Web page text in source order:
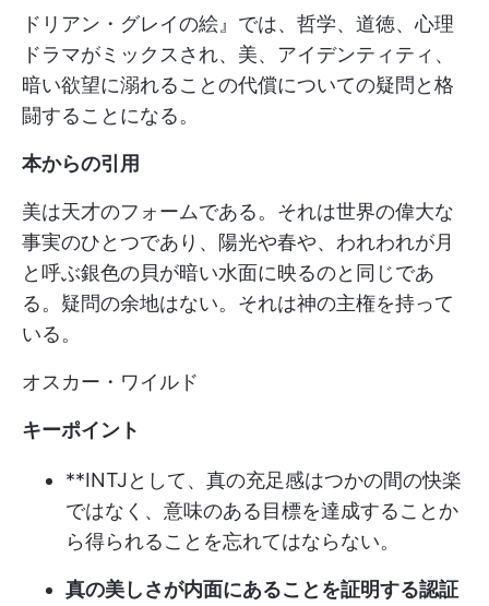
ドリアン・グレイの絵』では、哲学、道徳、心理
ドラマがミックスされ、美、アイデンティティ、
暗い欲望に溺れることの代償についての疑問と格
闘することになる。
本からの引用
美は天才のフォームである。それは世界の偉大な
事実のひとつであり、陽光や春や、われわれが月
と呼ぶ銀色の貝が暗い水面に映るのと同じであ
る。疑問の余地はない。それは神の主権を持って
いる。
オスカー・ワイルド
キーポイント
**INTJとして、真の充足感はつかの間の快楽
ではなく、意味のある目標を達成することか
ら得られることを忘れてはならない。
真の美しさが内面にあることを証明する認証